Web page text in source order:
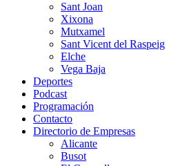
Sant Joan
Xixona
Mutxamel
Sant Vicent del Raspeig
Elche
Vega Baja
Deportes
Podcast
Programación
Contacto
Directorio de Empresas
Alicante
Busot